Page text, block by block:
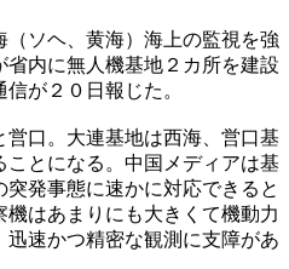
ソヘ、黄海）海上の監視を強
内に無人機基地２カ所を建設
が２０日報じた。
口。大連基地は西海、営口基
とになる。中国メディアは基
発事態に速かに対応できると
はあまりにも大きくて機動力
速かつ精密な観測に支障があ